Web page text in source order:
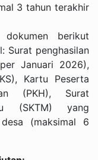
3 tahun terakhir
berikut
Surat penghasilan
Januari 2026),
Kartu Peserta
(PKH), Surat
(SKTM) yang
(maksimal 6